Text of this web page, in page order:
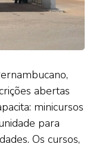
abertas
minicursos
para
Os cursos,